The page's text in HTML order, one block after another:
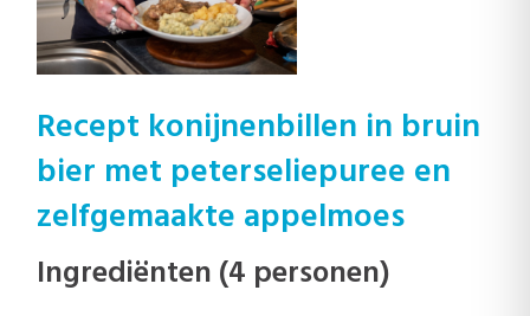
Recept konijnenbillen in bruin
bier met peterseliepuree en
zelfgemaakte appelmoes
Ingrediënten (4 personen)